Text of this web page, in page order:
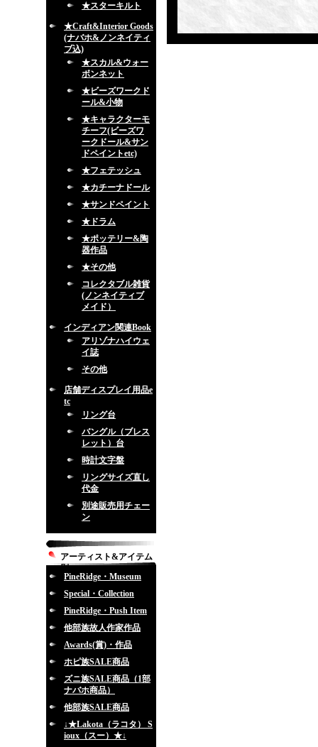
★スターキルト
★Craft&Interior Goods
(ナバホ&ノンネイティ
ブ込)
★スカル&ウォー
ボンネット
★ビーズワークド
ール&小物
★キャラクターモ
チーフ(ビーズワ
ークドール&サン
ドペイントetc)
★フェテッシュ
★カチーナドール
★サンドペイント
★ドラム
★ポッテリー&陶
器作品
★その他
コレクタブル雑貨
(ノンネイティブ
メイド）
インディアン関連Book
アリゾナハイウェ
イ誌
その他
店舗ディスプレイ用品e
tc
リング台
バングル（ブレス
レット）台
時計文字盤
リングサイズ直し
代金
別途販売用チェー
ン
アーティスト&アイテム
別
PineRidge・Museum
Special・Collection
PineRidge・Push Item
他部族故人作家作品
Awards(賞)・作品
ホピ族SALE商品
ズニ族SALE商品（1部
ナバホ商品）
他部族SALE商品
↓★Lakota（ラコタ） S
ioux（スー）★↓